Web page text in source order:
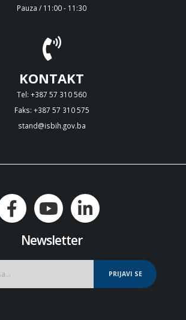
Pauza / 11:00 - 11:30
KONTAKT
Tel: +387 57 310 560
Faks: +387 57 310 575
stand@isbih.gov.ba
Newsletter
PRIJAVI SE